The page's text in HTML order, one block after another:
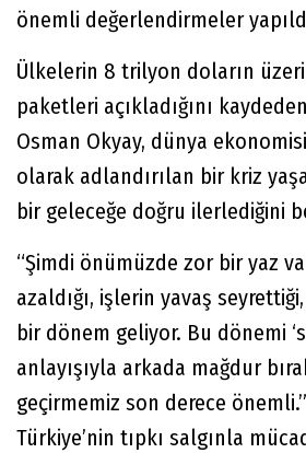
önemli değerlendirmeler
Ülkelerin 8 trilyon doların
paketleri açıkladığını
Osman Okyay, dünya
olarak adlandırılan bir kriz
bir geleceğe doğru ilerlediğini
“Şimdi önümüzde zor bir yaz
azaldığı, işlerin yavaş
bir dönem geliyor. Bu dönemi
anlayışıyla arkada mağdur
geçirmemiz son derece
Türkiye’nin tıpkı salgınla